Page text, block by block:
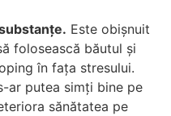
Este obișnuit
folosească băutul și
în fața stresului.
ar putea simți bine pe
sănătatea pe